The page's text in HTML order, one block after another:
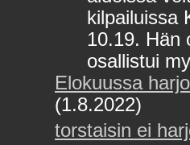
kilpailuissa
10.19. Hän
osallistui
Elokuussa
(1.8.2022)
torstaisin ei